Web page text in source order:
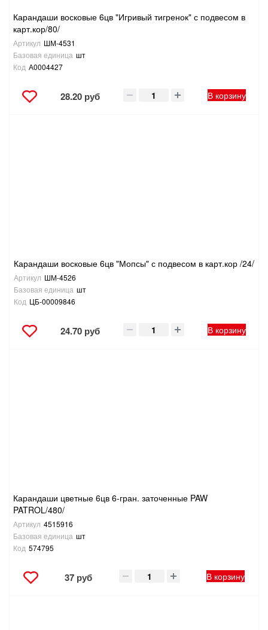
Карандаши восковые 6цв "Игривый тигренок" с подвесом в
карт.кор/80/
Артикул ШМ-4531
Базовая единица шт
Код А0004427
28.20 руб В корзину
Карандаши восковые 6цв "Мопсы" с подвесом в карт.кор /24/
Артикул ШМ-4526
Базовая единица шт
Код ЦБ-00009846
24.70 руб В корзину
Карандаши цветные 6цв 6-гран. заточенные PAW
PATROL/480/
Артикул 4515916
Базовая единица шт
Код 574795
37 руб В корзину